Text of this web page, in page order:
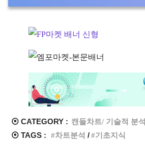
⦿ CATEGORY : 캔들차트/ 기술적 분석
⦿ TAGS :
차트분석 기초지식